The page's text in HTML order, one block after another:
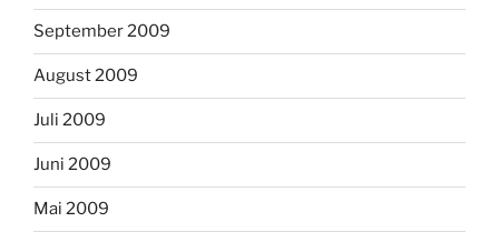
September 2009
August 2009
Juli 2009
Juni 2009
Mai 2009